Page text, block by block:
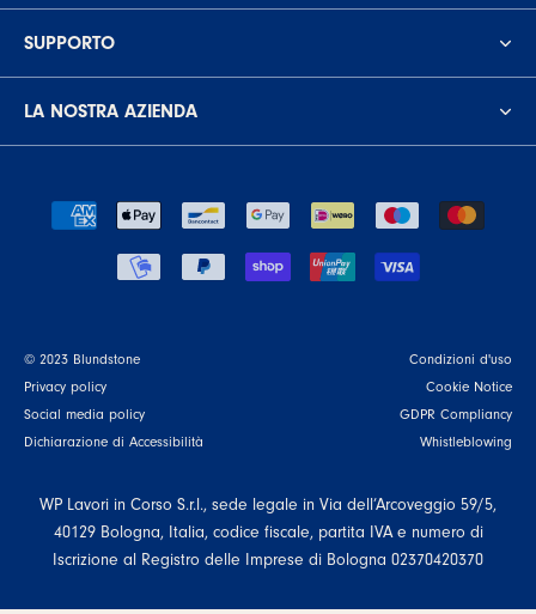
SUPPORTO
LA NOSTRA AZIENDA
© 2023 Blundstone
Condizioni d'uso
Privacy policy
Cookie Notice
Social media policy
GDPR Compliancy
Dichiarazione di Accessibilità
Whistleblowing
WP Lavori in Corso S.r.l., sede legale in Via dell’Arcoveggio 59/5,
40129 Bologna, Italia, codice fiscale, partita IVA e numero di
Iscrizione al Registro delle Imprese di Bologna 02370420370